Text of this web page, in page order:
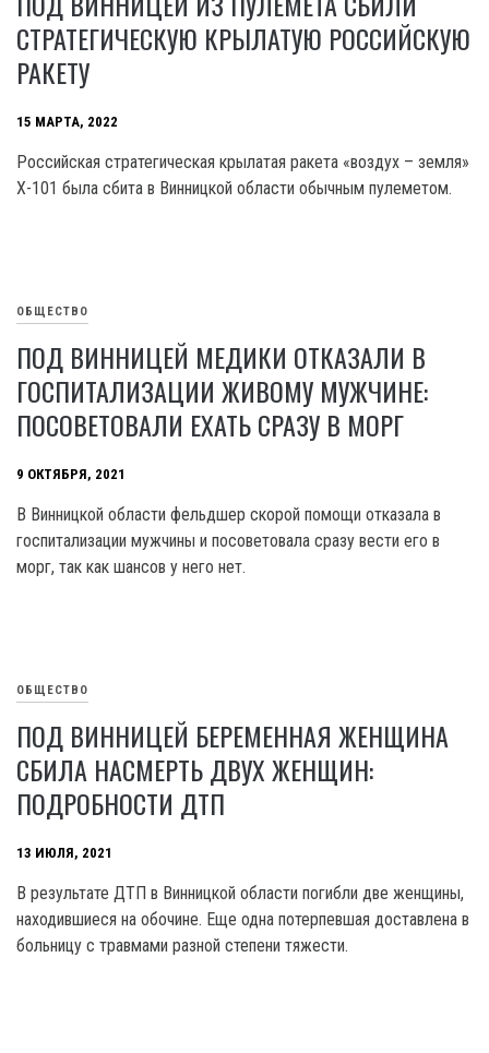
СТРАТЕГИЧЕСКУЮ КРЫЛАТУЮ РОССИЙСКУЮ
РАКЕТУ
15 МАРТА, 2022
Российская стратегическая крылатая ракета «воздух – земля»
Х-101 была сбита в Винницкой области обычным пулеметом.
ОБЩЕСТВО
ПОД ВИННИЦЕЙ МЕДИКИ ОТКАЗАЛИ В
ГОСПИТАЛИЗАЦИИ ЖИВОМУ МУЖЧИНЕ:
ПОСОВЕТОВАЛИ ЕХАТЬ СРАЗУ В МОРГ
9 ОКТЯБРЯ, 2021
В Винницкой области фельдшер скорой помощи отказала в
госпитализации мужчины и посоветовала сразу вести его в
морг, так как шансов у него нет.
ОБЩЕСТВО
ПОД ВИННИЦЕЙ БЕРЕМЕННАЯ ЖЕНЩИНА
СБИЛА НАСМЕРТЬ ДВУХ ЖЕНЩИН:
ПОДРОБНОСТИ ДТП
13 ИЮЛЯ, 2021
В результате ДТП в Винницкой области погибли две женщины,
находившиеся на обочине. Еще одна потерпевшая доставлена в
больницу с травмами разной степени тяжести.